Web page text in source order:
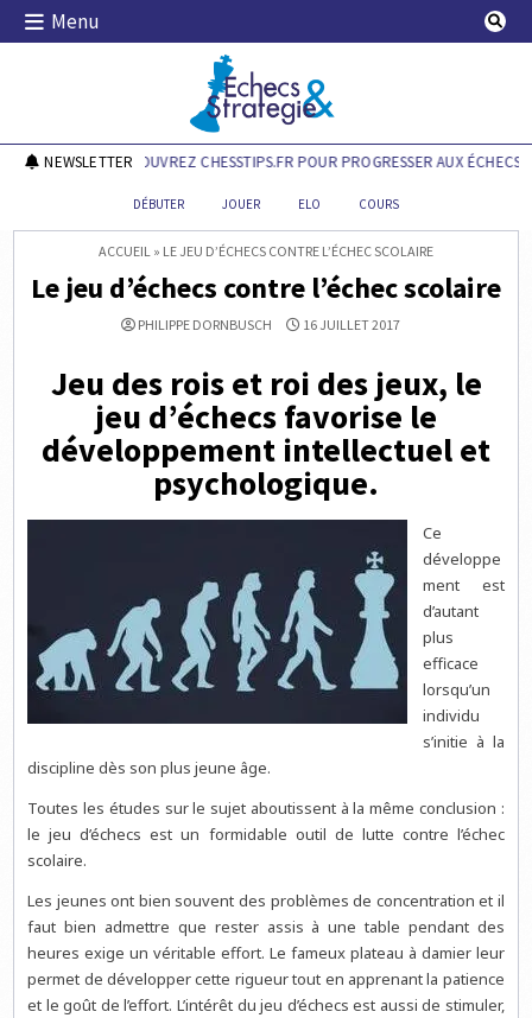
Skip
Menu
Echecs & Stratégie
NEWSLETTERDÉCOUVREZ CHESSTIPS.FR POUR PROGRESSER AUX ÉCHECS !
DÉBUTER JOUER ELO COURS
ACCUEIL » LE JEU D’ÉCHECS CONTRE L’ÉCHEC SCOLAIRE
Le jeu d’échecs contre l’échec scolaire
PHILIPPE DORNBUSCH 16 JUILLET 2017
Jeu des rois et roi des jeux, le
jeu d’échecs favorise le
développement intellectuel et
psychologique.
Ce
développe
ment est
d’autant
plus
efficace
lorsqu’un
individu
s’initie à la
discipline dès son plus jeune âge.
Toutes les études sur le sujet aboutissent à la même conclusion :
le jeu d’échecs est un formidable outil de lutte contre l’échec
scolaire.
Les jeunes ont bien souvent des problèmes de concentration et il
faut bien admettre que rester assis à une table pendant des
heures exige un véritable effort. Le fameux plateau à damier leur
permet de développer cette rigueur tout en apprenant la patience
et le goût de l’effort. L’intérêt du jeu d’échecs est aussi de stimuler,